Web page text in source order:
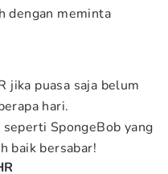
dengan meminta
jika puasa saja belum
hari.
SpongeBob yang
baik bersabar!